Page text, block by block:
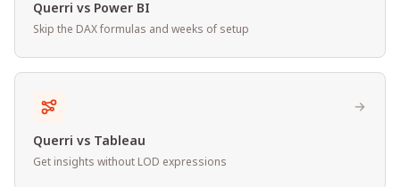
Querri vs Power BI
Skip the DAX formulas and weeks of setup
Querri vs Tableau
Get insights without LOD expressions